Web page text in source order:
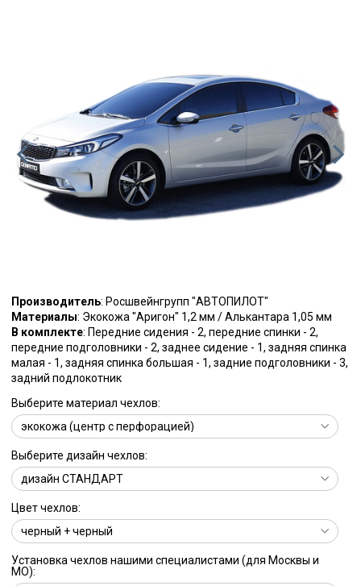
Производитель: Росшвейнгрупп "АВТОПИЛОТ"
Материалы: Экокожа "Аригон" 1,2 мм / Алькантара 1,05 мм
В комплекте: Передние сидения - 2, передние спинки - 2,
передние подголовники - 2, заднее сидение - 1, задняя спинка
малая - 1, задняя спинка большая - 1, задние подголовники - 3,
задний подлокотник
Выберите материал чехлов:
Выберите дизайн чехлов:
Цвет чехлов:
Установка чехлов нашими специалистами (для Москвы и
МО):